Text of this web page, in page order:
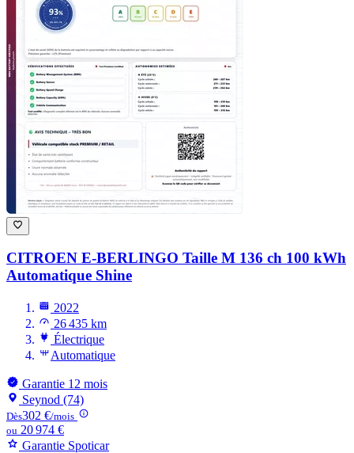
CITROEN E-BERLINGO Taille M 136 ch 100 kWh
Automatique Shine
2022
26 435 km
Électrique
Automatique
Garantie 12 mois
Seynod (74)
Dès302 €/mois
ou 20 974 €
Garantie Spoticar